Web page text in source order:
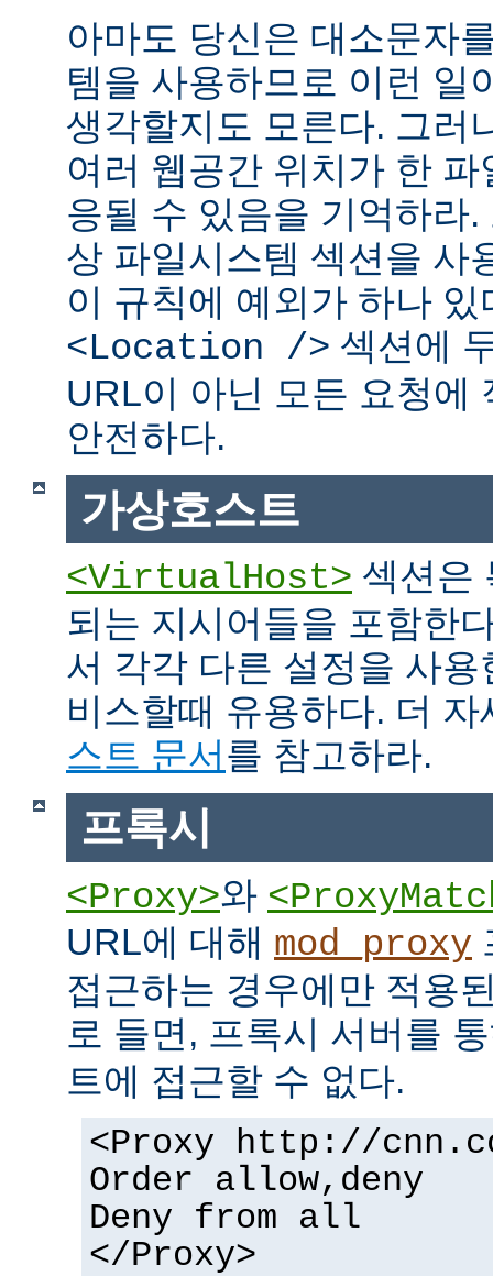
아마도 당신은 대소문자
템을 사용하므로 이런 일
생각할지도 모른다. 그러
여러 웹공간 위치가 한
응될 수 있음을 기억하라
상 파일시스템 섹션을 사
이 규칙에 예외가 하나
<Location /> 섹션에
URL이 아닌 모든 요청에
안전하다.
가상호스트
<VirtualHost> 섹션은
되는 지시어들을 포함한
서 각각 다른 설정을 사
비스할때 유용하다. 더
스트 문서를 참고하라.
프록시
<Proxy>와
URL에 대해 mod_proxy
접근하는 경우에만 적용
로 들면, 프록시 서버를
트에 접근할 수 없다.
<Proxy http://
Order allow,deny
Deny from all
</Proxy>